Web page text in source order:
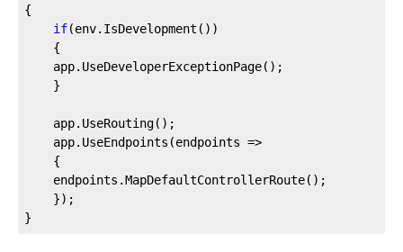
{
if(env.IsDevelopment())
{
    app.UseDeveloperExceptionPage();
}
app.UseRouting();
app.UseEndpoints(endpoints =>
{
    endpoints.MapDefaultControllerRoute();
});
}